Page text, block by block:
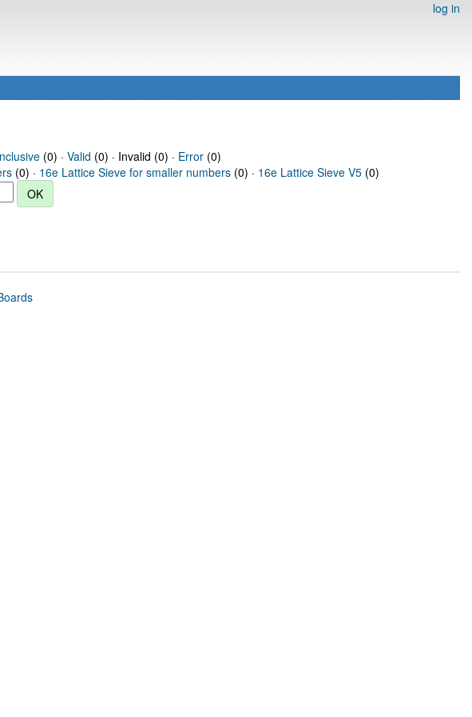
log in
(0) · Valid (0) · Invalid (0) · Error(0)
(0) · 16e Lattice Sieve for smaller numbers (0) · 16e Lattice Sieve V5 (0)